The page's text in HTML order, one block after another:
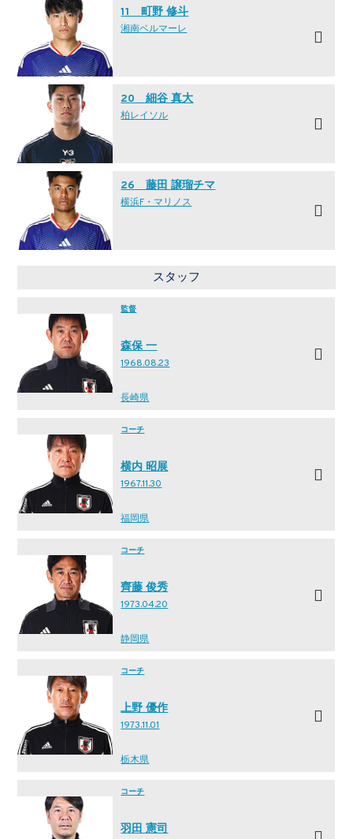
11 町野 修斗
湘南ベルマーレ
20 細谷 真大
柏レイソル
26 藤田 譲瑠チマ
横浜F・マリノス
スタッフ
監督
森保 一
1968.08.23
長崎県
コーチ
横内 昭展
1967.11.30
福岡県
コーチ
齊藤 俊秀
1973.04.20
静岡県
コーチ
上野 優作
1973.11.01
栃木県
コーチ
羽田 憲司